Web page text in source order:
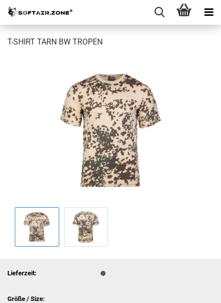
T-SHIRT TARN BW TROPEN
Lieferzeit:
Größe / Size: